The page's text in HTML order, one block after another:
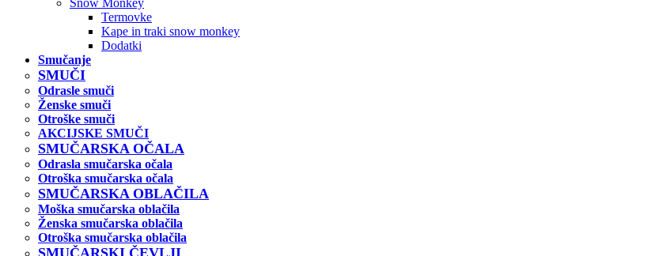
Termovke
Kape in traki snow monkey
Dodatki
Smučanje
SMUČI
Odrasle smuči
Ženske smuči
Otroške smuči
AKCIJSKE SMUČI
SMUČARSKA OČALA
Odrasla smučarska očala
Otroška smučarska očala
SMUČARSKA OBLAČILA
Moška smučarska oblačila
Ženska smučarska oblačila
Otroška smučarska oblačila
SMUČARSKI ČEVLJI